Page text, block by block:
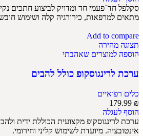
סקלפל חד־פעמי חד ומדויק לביצוע חתכים
מתאים למרפאות, כירורגיה קלה ושימוש
Add to compare
תצוגה מהירה
הוספה למוצרים שאהבתי
ערכת לרינגוסקופ כולל להבים
כלים רפואיים
179.99 ₪
הוסף לעגלה
ערכת לרינגוסקופ מקצועית הכוללת ידית
אינטובציה. מיועדת לשימוש קליני וחירומי.